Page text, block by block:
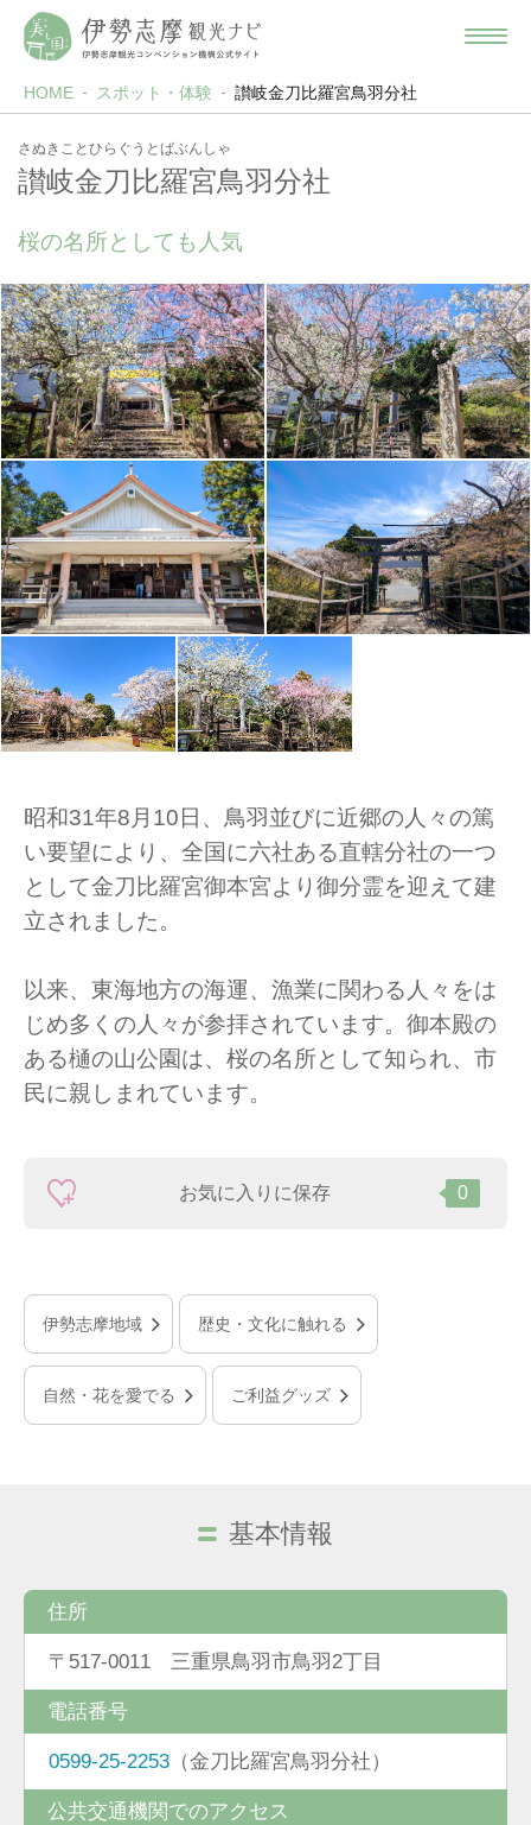
HOME スポット・体験 讃岐金刀比羅宮鳥羽分社
さぬきことひらぐうとばぶんしゃ
讃岐金刀比羅宮鳥羽分社
桜の名所としても人気
昭和31年8月10日、鳥羽並びに近郷の人々の篤
い要望により、全国に六社ある直轄分社の一つ
として金刀比羅宮御本宮より御分霊を迎えて建
立されました。
以来、東海地方の海運、漁業に関わる人々をは
じめ多くの人々が参拝されています。御本殿の
ある樋の山公園は、桜の名所として知られ、市
民に親しまれています。
お気に入りに保存 0
伊勢志摩地域 歴史・文化に触れる
自然・花を愛でる ご利益グッズ
基本情報
住所
〒517-0011 三重県鳥羽市鳥羽2丁目
電話番号
0599-25-2253 （金刀比羅宮鳥羽分社）
公共交通機関でのアクセス